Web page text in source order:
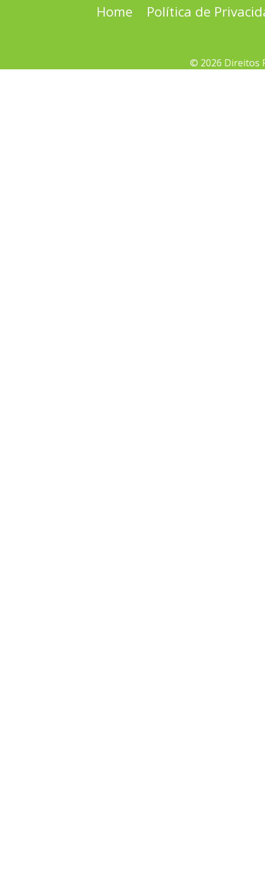
Home Política de
© 2026 Direitos